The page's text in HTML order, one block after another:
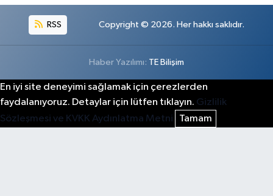
RSS Copyright © 2026. Her hakkı saklıdır.
Haber Yazılımı: TE Bilişim
En iyi site deneyimi sağlamak için çerezlerden
faydalanıyoruz. Detaylar için lütfen tıklayın. Gizlilik
Sözleşmesi ve KVKK Aydınlatma Metni
Tamam